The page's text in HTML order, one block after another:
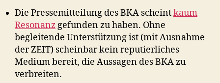
Die Pressemitteilung des BKA scheintkaum
Resonanzgefunden zu haben. Ohne
begleitende Unterstützung ist (mit Ausnahme
der ZEIT) scheinbar kein reputierliches
Medium bereit, die Aussagen des BKA zu
verbreiten.